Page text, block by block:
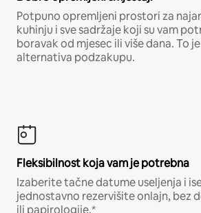
Potpuno opremljeni prostori za
kuhinju i sve sadržaje koji su vam
boravak od mjesec ili više dana. To
alternativa podzakupu.
Fleksibilnost koja vam je potrebna
Izaberite tačne datume useljenja i
jednostavno rezervišite onlajn, bez
ili papirologije.*